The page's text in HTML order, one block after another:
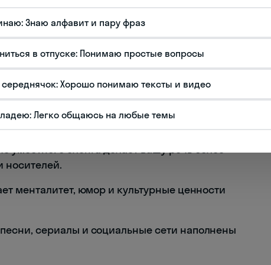
и молодёжи Je suis dead
Я труп (очень
рэп J'suis véner Я злой (от énervé)
французский язык?
выражений вы будете улавливать
уместного сленга делает вашу речь более
носителей.
менталитет, юмор и культурные ценности
сериалы и социальные сети наполнены
Знаю алфавит и пару фраз
в отпуске: Понимаю простые вопросы
Хорошо понимаю тексты и видео
Легко общаюсь на любые темы